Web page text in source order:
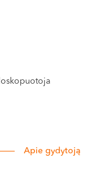
Apie gydytoją